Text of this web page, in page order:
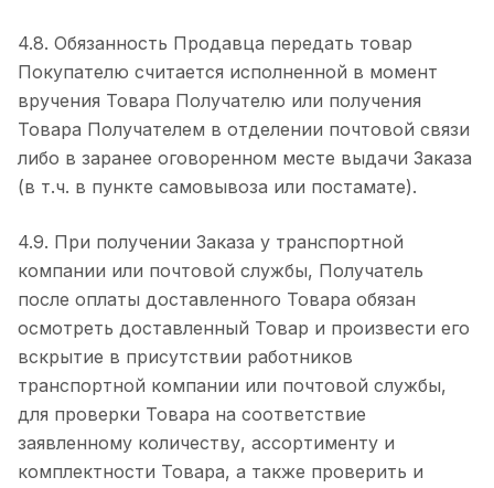
4.8. Обязанность Продавца передать товар
Покупателю считается исполненной в момент
вручения Товара Получателю или получения
Товара Получателем в отделении почтовой связи
либо в заранее оговоренном месте выдачи Заказа
(в т.ч. в пункте самовывоза или постамате).
4.9. При получении Заказа у транспортной
компании или почтовой службы, Получатель
после оплаты доставленного Товара обязан
осмотреть доставленный Товар и произвести его
вскрытие в присутствии работников
транспортной компании или почтовой службы,
для проверки Товара на соответствие
заявленному количеству, ассортименту и
комплектности Товара, а также проверить и